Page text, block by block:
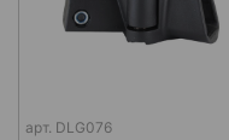
арт. DLG076